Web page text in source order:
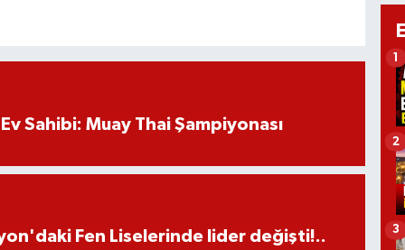
Sahibi: Muay Thai Şampiyonası
Fen Liselerinde lider değişti!..
1
2
3